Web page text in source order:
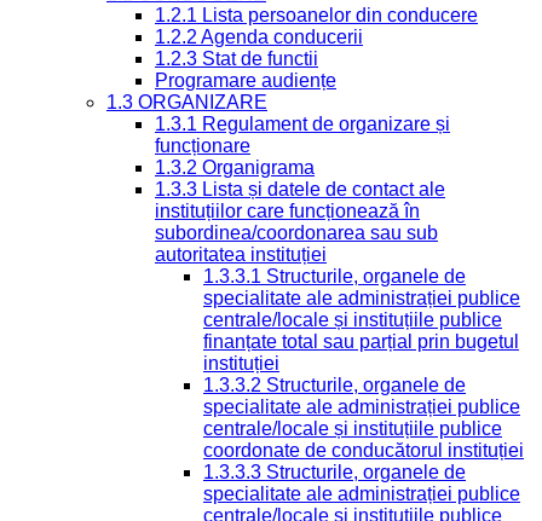
1.2.1 Lista persoanelor din conducere
1.2.2 Agenda conducerii
1.2.3 Stat de functii
Programare audiențe
1.3 ORGANIZARE
1.3.1 Regulament de organizare și
funcționare
1.3.2 Organigrama
1.3.3 Lista și datele de contact ale
instituțiilor care funcționează în
subordinea/coordonarea sau sub
autoritatea instituției
1.3.3.1 Structurile, organele de
specialitate ale administrației publice
centrale/locale și instituțiile publice
finanțate total sau parțial prin bugetul
instituției
1.3.3.2 Structurile, organele de
specialitate ale administrației publice
centrale/locale și instituțiile publice
coordonate de conducătorul instituției
1.3.3.3 Structurile, organele de
specialitate ale administrației publice
centrale/locale și instituțiile publice